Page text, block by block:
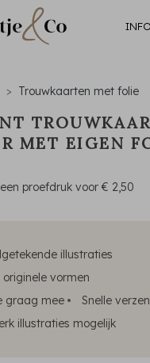
INFO
Trouwkaarten met folie
MET EIGEN
proefdruk voor€ 2,50
illustraties
originele vormen
graag mee
Snelle
illustraties mogelijk